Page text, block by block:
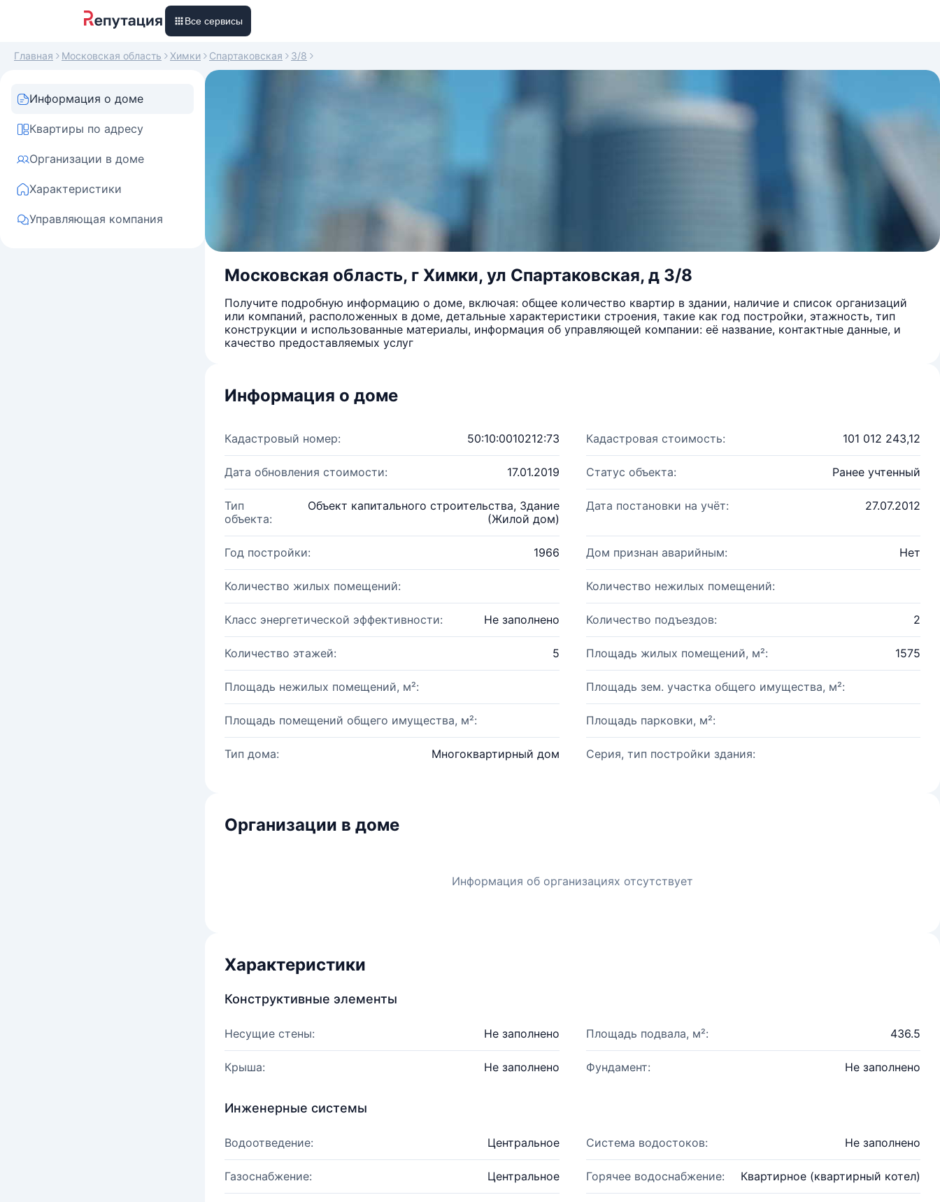
Все сервисы
Главная Московская область Химки Спартаковская 3/8
Информация о доме
Квартиры по адресу
Организации в доме
Характеристики
Управляющая компания
Московская область, г Химки, ул Спартаковская, д 3/8
Получите подробную информацию о доме, включая: общее количество квартир в здании, наличие и список организаций
или компаний, расположенных в доме, детальные характеристики строения, такие как год постройки, этажность, тип
конструкции и использованные материалы, информация об управляющей компании: её название, контактные данные, и
качество предоставляемых услуг
Информация о доме
Кадастровый номер: 50:10:0010212:73 Кадастровая стоимость: 101 012 243,12
Дата обновления стоимости: 17.01.2019 Статус объекта: Ранее учтенный
Тип
объекта:
Объект капитального строительства, Здание
(Жилой дом)
Дата постановки на учёт: 27.07.2012
Год постройки: 1966 Дом признан аварийным: Нет
Количество жилых помещений: Количество нежилых помещений:
Класс энергетической эффективности: Не заполнено Количество подъездов: 2
Количество этажей: 5 Площадь жилых помещений, м²: 1575
Площадь нежилых помещений, м²: Площадь зем. участка общего имущества, м²:
Площадь помещений общего имущества, м²: Площадь парковки, м²:
Тип дома: Многоквартирный дом Серия, тип постройки здания:
Организации в доме
Информация об организациях отсутствует
Характеристики
Конструктивные элементы
Несущие стены: Не заполнено Площадь подвала, м²: 436.5
Крыша: Не заполнено Фундамент: Не заполнено
Инженерные системы
Водоотведение: Центральное Система водостоков: Не заполнено
Газоснабжение: Центральное Горячее водоснабжение: Квартирное (квартирный котел)